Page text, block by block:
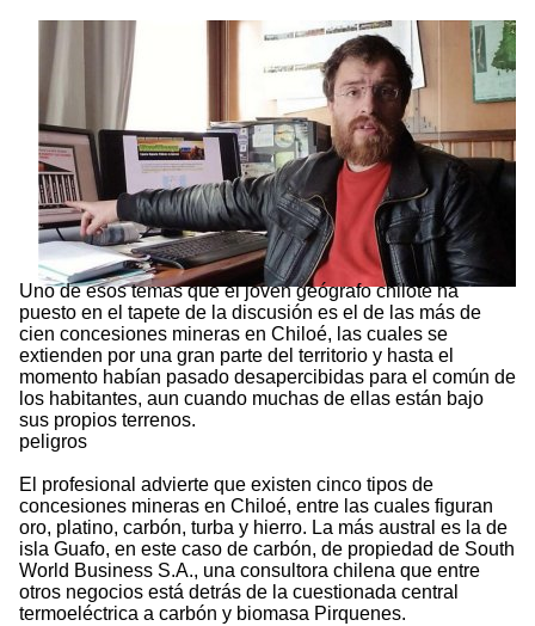
Uno de esos temas que el joven geógrafo chilote ha
puesto en el tapete de la discusión es el de las más de
cien concesiones mineras en Chiloé, las cuales se
extienden por una gran parte del territorio y hasta el
momento habían pasado desapercibidas para el común de
los habitantes, aun cuando muchas de ellas están bajo
sus propios terrenos.
peligros
El profesional advierte que existen cinco tipos de
concesiones mineras en Chiloé, entre las cuales figuran
oro, platino, carbón, turba y hierro. La más austral es la de
isla Guafo, en este caso de carbón, de propiedad de South
World Business S.A., una consultora chilena que entre
otros negocios está detrás de la cuestionada central
termoeléctrica a carbón y biomasa Pirquenes.